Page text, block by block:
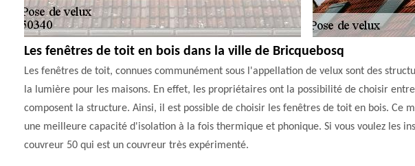
Les fenêtres de toit en bois dans la ville de Bricquebosq
Les fenêtres de toit, connues communément sous l'appellation de velux sont des
la lumière pour les maisons. En effet, les propriétaires ont la possibilité de choisir
composent la structure. Ainsi, il est possible de choisir les fenêtres de toit en bois. Ce
une meilleure capacité d'isolation à la fois thermique et phonique. Si vous voulez les
couvreur 50 qui est un couvreur très expérimenté.